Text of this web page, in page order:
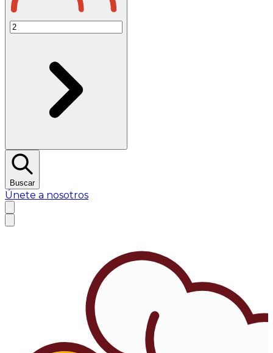
Buscar
Únete a nosotros